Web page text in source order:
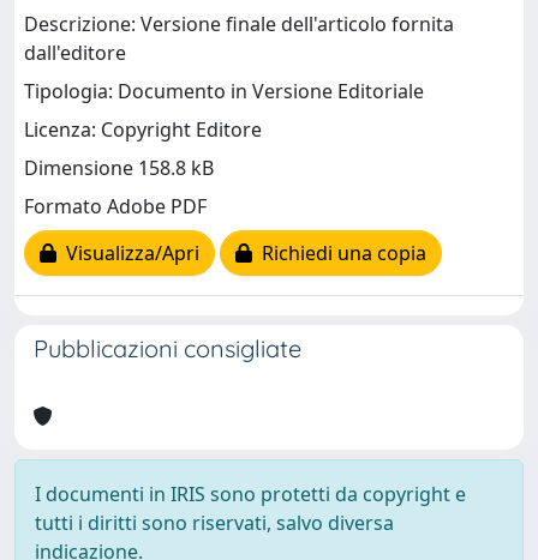
Descrizione: Versione finale dell'articolo fornita
dall'editore
Tipologia: Documento in Versione Editoriale
Licenza: Copyright Editore
Dimensione 158.8 kB
Formato Adobe PDF
Visualizza/Apri
Richiedi una copia
Pubblicazioni consigliate
I documenti in IRIS sono protetti da copyright e
tutti i diritti sono riservati, salvo diversa
indicazione.